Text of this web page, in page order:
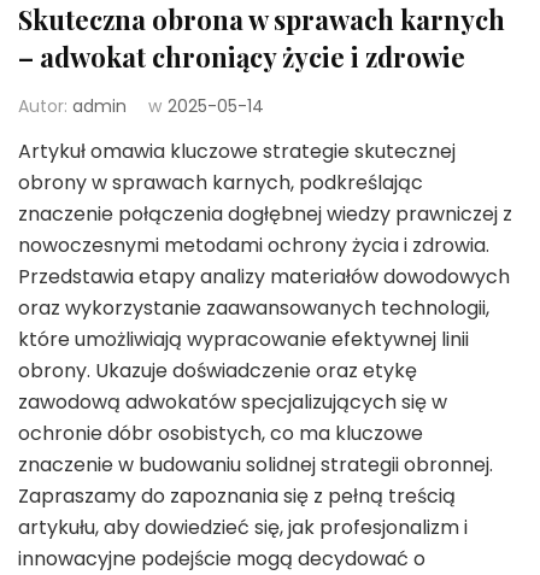
Skuteczna obrona w sprawach karnych
– adwokat chroniący życie i zdrowie
Autor: admin w 2025-05-14
Artykuł omawia kluczowe strategie skutecznej
obrony w sprawach karnych, podkreślając
znaczenie połączenia dogłębnej wiedzy prawniczej z
nowoczesnymi metodami ochrony życia i zdrowia.
Przedstawia etapy analizy materiałów dowodowych
oraz wykorzystanie zaawansowanych technologii,
które umożliwiają wypracowanie efektywnej linii
obrony. Ukazuje doświadczenie oraz etykę
zawodową adwokatów specjalizujących się w
ochronie dóbr osobistych, co ma kluczowe
znaczenie w budowaniu solidnej strategii obronnej.
Zapraszamy do zapoznania się z pełną treścią
artykułu, aby dowiedzieć się, jak profesjonalizm i
innowacyjne podejście mogą decydować o